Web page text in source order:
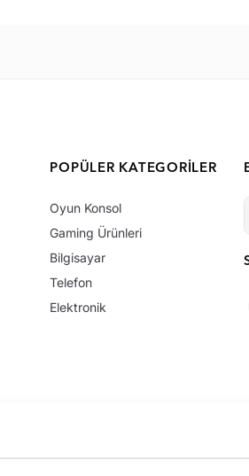
POPÜLER KATEGORILER
Oyun Konsol
Gaming Ürünleri
Bilgisayar
Telefon
Elektronik